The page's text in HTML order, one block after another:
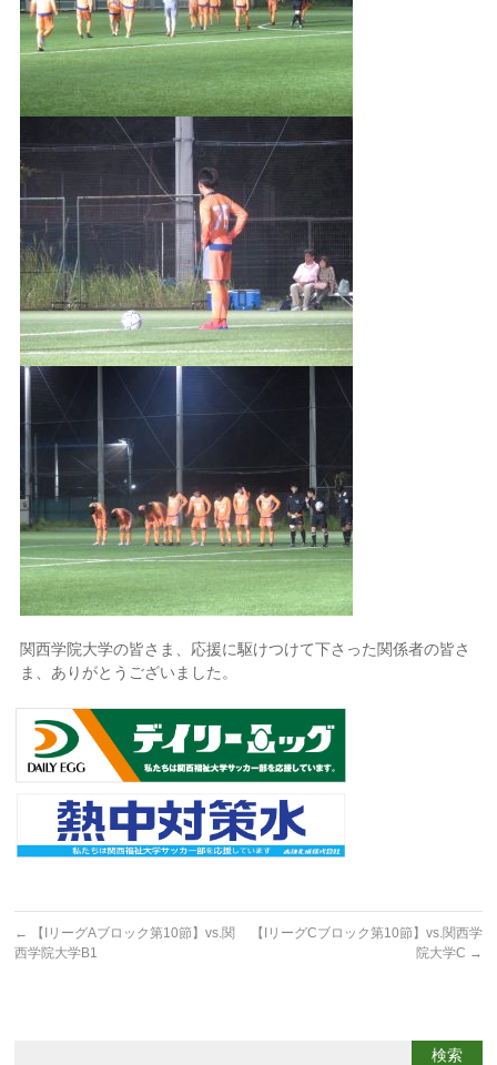
関西学院大学の皆さま、応援に駆けつけて下さった関係者の皆さ
ま、ありがとうございました。
←
【IリーグAブロック第10節】vs.関
西学院大学B1
【IリーグCブロック第10節】vs.関西学
院大学C →